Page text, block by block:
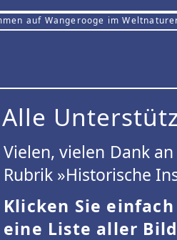
auf Wangerooge im
Alle
Vielen, vielen Dank
Rubrik »Historische
Klicken Sie
eine Liste aller